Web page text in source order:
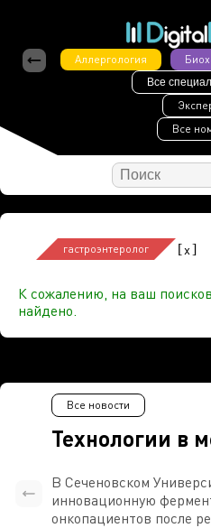
Аллергология
Все
Все
гастроэнтеролог [x]
К сожалению, на ваш
найдено.
Технологии в
Все новости
В Сеченовском
инновационную
онкопациентов после